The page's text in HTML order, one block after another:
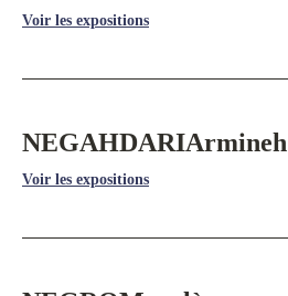
Voir les expositions
NEGAHDARIArmineh
Voir les expositions